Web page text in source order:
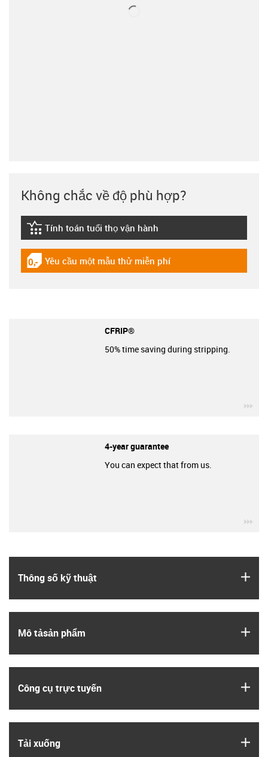
Thông số kỹ thuật
Mô tả­sản phẩm
Công cụ trực tuyến
Tải xuống
Không chắc về độ phù hợp?
igus-icon-lebensdauerrechner
Tính toán tuổi thọ vận hành
igus-icon-gratismuster
Yêu cầu một mẫu thử miễn phí
CFRIP®
50% time saving during stripping.
4-year guarantee
You can expect that from us.